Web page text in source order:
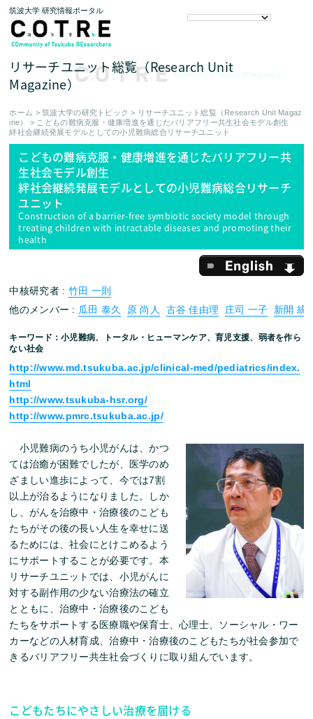
筑波大学 研究情報ポータル
リサーチユニット総覧（Research Unit
Magazine）
ホーム >筑波大学の研究トピック > リサーチユニット総覧（Research Unit Magaz
ine）
> こどもの難病克服・健康増進を通じたバリアフリー共生社会モデル創生
絆社会継続発展モデルとしての小児難病総合リサーチユニット
こどもの難病克服・健康増進を通じたバリアフリー共
生社会モデル創生
絆社会継続発展モデルとしての小児難病総合リサーチ
ユニット
Construction of a barrier-free symbiotic society model through
treating children with intractable diseases and promoting their
health
中核研究者 : 竹田 一則
他のメンバー : 瓜田 泰久 原 尚人 古谷 佳由理 庄司 一子 新開 統
キーワード：小児難病、トータル・ヒューマンケア、育児支援、弱者を作ら
ない社会
http://www.md.tsukuba.ac.jp/clinical-med/pediatrics/index.
html
http://www.tsukuba-hsr.org/
http://www.pmrc.tsukuba.ac.jp/
小児難病のうち小児がんは、かつ
ては治癒が困難でしたが、医学のめ
ざましい進歩によって、今では7割
以上が治るようになりました。しか
し、がんを治療中・治療後のこども
たちがその後の長い人生を幸せに送
るためには、社会にとけこめるよう
にサポートすることが必要です。本
リサーチユニットでは、小児がんに
対する副作用の少ない治療法の確立
とともに、治療中・治療後のこども
たちをサポートする医療職や保育士、心理士、ソーシャル・ワー
カーなどの人材育成、治療中・治療後のこどもたちが社会参加で
きるバリアフリー共生社会づくりに取り組んでいます。
こどもたちにやさしい治療を届ける